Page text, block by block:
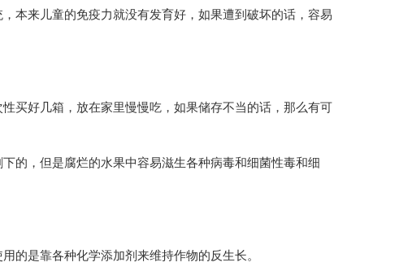
本来儿童的免疫力就没有发育好，如果遭到破坏的话，容易
买好几箱，放在家里慢慢吃，如果储存不当的话，那么有可
的，但是腐烂的水果中容易滋生各种病毒和细菌性毒和细
的是靠各种化学添加剂来维持作物的反生长。